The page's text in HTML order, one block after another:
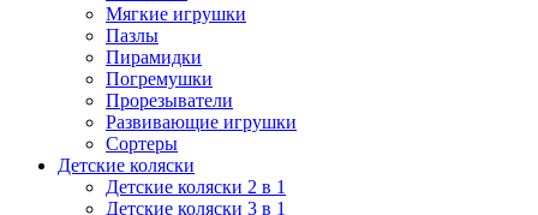
Мягкие игрушки
Пазлы
Пирамидки
Погремушки
Прорезыватели
Развивающие игрушки
Сортеры
Детские коляски
Детские коляски 2 в 1
Детские коляски 3 в 1